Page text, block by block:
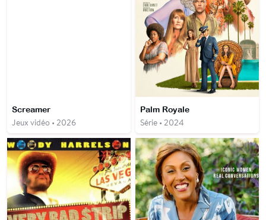
Screamer
Jeux vidéo • 2026
Palm Royale
Série • 2024